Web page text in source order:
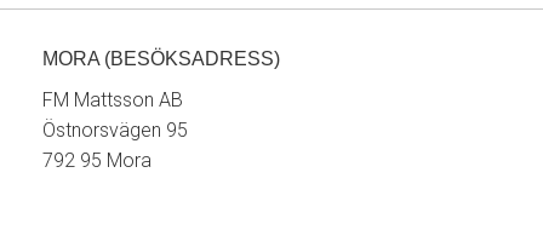
MORA (BESÖKSADRESS)
FM Mattsson AB
Östnorsvägen 95
792 95 Mora